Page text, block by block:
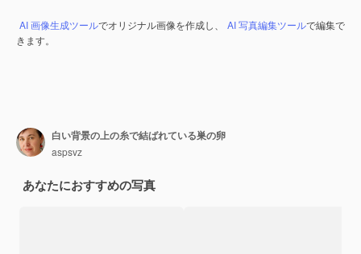
AI 画像生成ツールでオリジナル画像を作成し、 AI 写真編集ツールで編集で
きます。
白い背景の上の糸で結ばれている巣の卵
aspsvz
あなたにおすすめの写真